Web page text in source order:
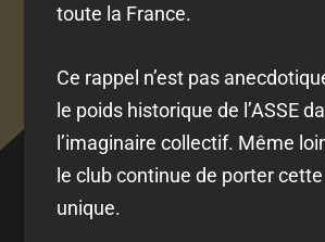
toute la France.
Ce rappel n’est pas
le poids historique de l’ASSE
l’imaginaire collectif. Même
le club continue de porter
unique.